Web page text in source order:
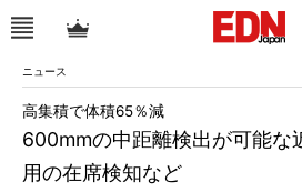
ニュース
600mmの中距離検出が可能な
用の在席検知など
高集積で体積65％減